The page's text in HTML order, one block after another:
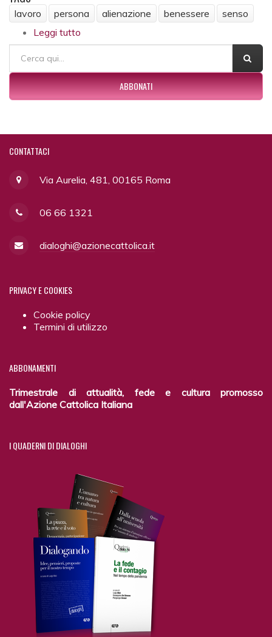
lavoro persona alienazione benessere
senso
Leggi tutto
FORM DI RICERCA
ABBONATI
CONTATTACI
Via Aurelia, 481, 00165 Roma
06 66 1321
dialoghi@azionecattolica.it
PRIVACYE COOKIES
Cookie policy
Termini di utilizzo
ABBONAMENTI
Trimestrale di attualità, fede e cultura promosso
dall'Azione Cattolica Italiana
IQUADERNI DI DIALOGHI